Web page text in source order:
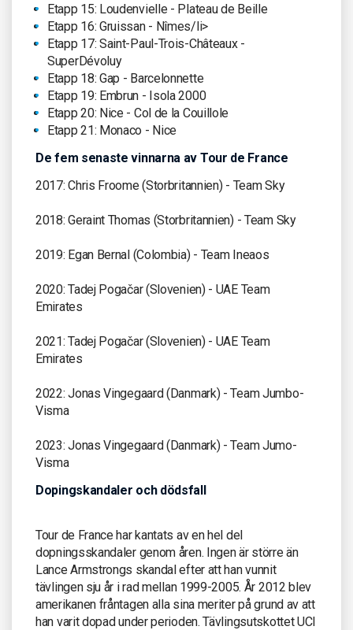
Etapp 15: Loudenvielle - Plateau de Beille
Etapp 16: Gruissan - Nîmes/li>
Etapp 17: Saint-Paul-Trois-Châteaux -
SuperDévoluy
Etapp 18: Gap - Barcelonnette
Etapp 19: Embrun - Isola 2000
Etapp 20: Nice - Col de la Couillole
Etapp 21: Monaco - Nice
De fem senaste vinnarna av Tour de France
2017: Chris Froome (Storbritannien) - Team Sky
2018: Geraint Thomas (Storbritannien) - Team Sky
2019: Egan Bernal (Colombia) - Team Ineaos
2020: Tadej Pogačar (Slovenien) - UAE Team
Emirates
2021: Tadej Pogačar (Slovenien) - UAE Team
Emirates
2022: Jonas Vingegaard (Danmark) - Team Jumbo-
Visma
2023: Jonas Vingegaard (Danmark) - Team Jumo-
Visma
Dopingskandaler och dödsfall
Tour de France har kantats av en hel del
dopningsskandaler genom åren. Ingen är större än
Lance Armstrongs skandal efter att han vunnit
tävlingen sju år i rad mellan 1999-2005. År 2012 blev
amerikanen fråntagen alla sina meriter på grund av att
han varit dopad under perioden. Tävlingsutskottet UCI